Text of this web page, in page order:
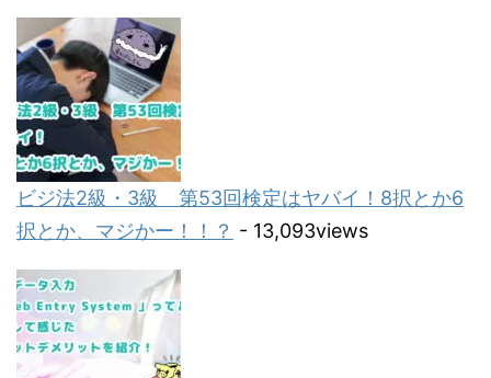
ビジ法2級・3級 第53回検定はヤバイ！8択とか6
択とか、マジかー！！？ - 13,093views